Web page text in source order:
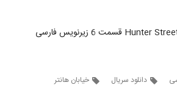
دانلود سریال خیابان هانتر